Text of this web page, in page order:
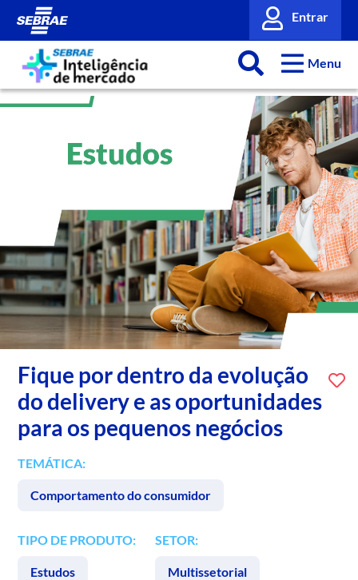
Entrar
Menu
Fique por dentro da evolução
do delivery e as oportunidades
para os pequenos negócios
TEMÁTICA:
Comportamento do consumidor
TIPO DE PRODUTO:
Estudos
SETOR:
Multissetorial